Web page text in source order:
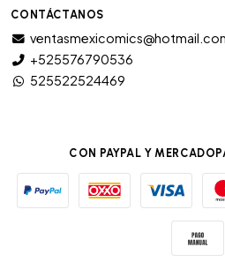
CONTÁCTANOS
+525576790536
525522524469
CON PAYPAL Y